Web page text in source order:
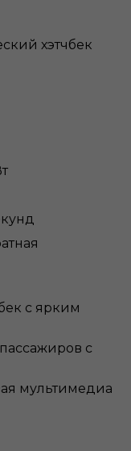
хэтчбек
с ярким
с
мультимедиа